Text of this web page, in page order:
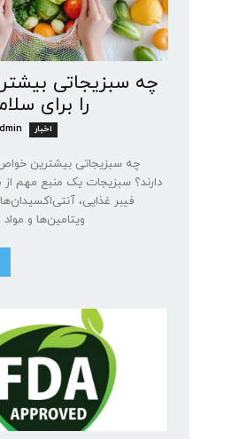
چه سبزیجاتی
را برای
اخبار
چه سبزیجاتی بیشترین خواص
دارند؟ سبزیجات یک منبع مهم
فیبر غذایی،
ویتامین‌ها و